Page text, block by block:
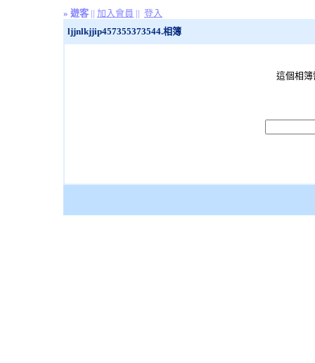
» 遊客 || 加入會員 || 登入
ljjnlkjjip457355373544.相簿
這個相